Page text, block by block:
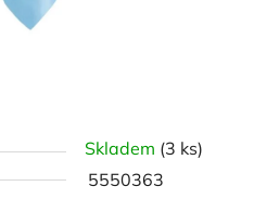
Skladem (3 ks)
5550363